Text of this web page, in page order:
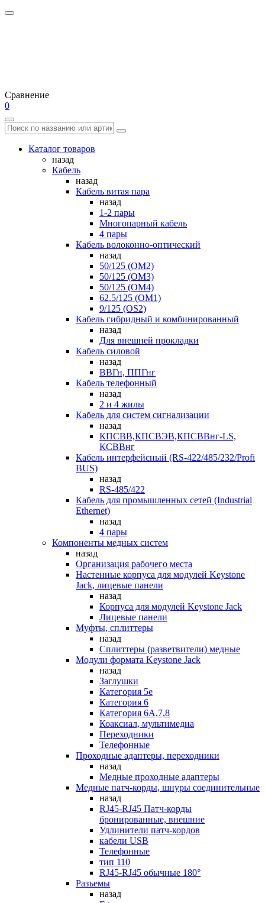
Сравнение
0
Каталог товаров
назад
Кабель
назад
Кабель витая пара
назад
1-2 пары
Многопарный кабель
4 пары
Кабель волоконно-оптический
назад
50/125 (OM2)
50/125 (OM3)
50/125 (OM4)
62.5/125 (OM1)
9/125 (OS2)
Кабель гибридный и комбинированный
назад
Для внешней прокладки
Кабель силовой
назад
ВВГн, ППГнг
Кабель телефонный
назад
2 и 4 жилы
Кабель для систем сигнализации
назад
КПСВВ,КПСВЭВ,КПСВВнг-LS,
КСВВнг
Кабель интерфейсный (RS-422/485/232/Profi
BUS)
назад
RS-485/422
Кабель для промышленных сетей (Industrial
Ethernet)
назад
4 пары
Компоненты медных систем
назад
Организация рабочего места
Настенные корпуса для модулей Keystone
Jack, лицевые панели
назад
Корпуса для модулей Keystone Jack
Лицевые панели
Муфты, сплиттеры
назад
Сплиттеры (разветвители) медные
Модули формата Keystone Jack
назад
Заглушки
Категория 5е
Категория 6
Категория 6А,7,8
Коаксиал, мультимедиа
Переходники
Телефонные
Проходные адаптеры, переходники
назад
Медные проходные адаптеры
Медные патч-корды, шнуры соединительные
назад
RJ45-RJ45 Патч-корды
бронированные, внешние
Удлинители патч-кордов
кабели USB
Телефонные
тип 110
RJ45-RJ45 обычные 180°
Разъемы
назад